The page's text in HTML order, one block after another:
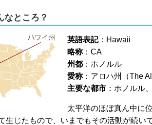
なところ？
英語表記：Hawaii
略称：CA
州都 ：ホノルル
愛称：アロハ州（The
主要な都市 ：ホノルル
太平洋のほぼ真ん中に
生じたもので、いまでもその活動が続い